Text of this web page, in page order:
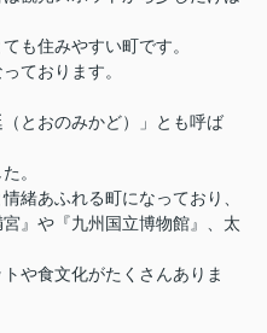
も住みやすい町です。
ております。
とおのみかど）」とも呼ば
。
緒あふれる町になっており、
』や『九州国立博物館』、太
や食文化がたくさんありま